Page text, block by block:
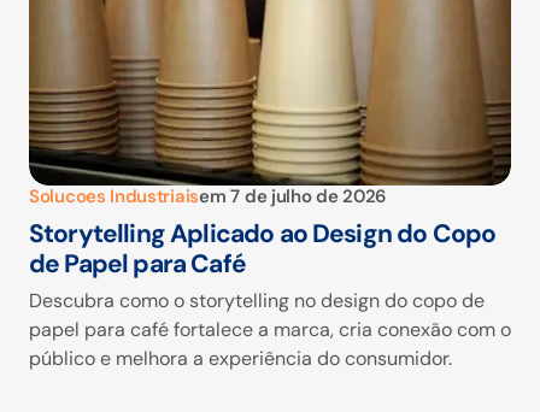
Solucoes Industriaisem 7 de julho de 2026
Storytelling Aplicado ao Design do Copo
de Papel para Café
Descubra como o storytelling no design do copo de
papel para café fortalece a marca, cria conexão com o
público e melhora a experiência do consumidor.